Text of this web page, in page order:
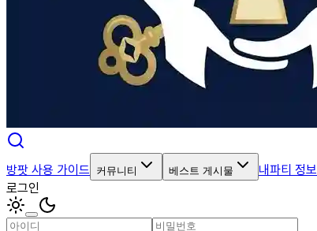
방팟 사용 가이드 커뮤니티 베스트 게시물 내파티 정보
로그인